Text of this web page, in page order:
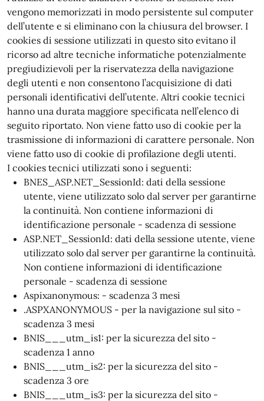
vengono memorizzati in modo persistente sul computer
dell’utente e si eliminano con la chiusura del browser. I
cookies di sessione utilizzati in questo sito evitano il
ricorso ad altre tecniche informatiche potenzialmente
pregiudizievoli per la riservatezza della navigazione
degli utenti e non consentono l’acquisizione di dati
personali identificativi dell’utente. Altri cookie tecnici
hanno una durata maggiore specificata nell’elenco di
seguito riportato. Non viene fatto uso di cookie per la
trasmissione di informazioni di carattere personale. Non
viene fatto uso di cookie di profilazione degli utenti.
I cookies tecnici utilizzati sono i seguenti:
BNES_ASP.NET_SessionId: dati della sessione
utente, viene utilizzato solo dal server per garantirne
la continuità. Non contiene informazioni di
identificazione personale - scadenza di sessione
ASP.NET_SessionId: dati della sessione utente, viene
utilizzato solo dal server per garantirne la continuità.
Non contiene informazioni di identificazione
personale - scadenza di sessione
Aspixanonymous: - scadenza 3 mesi
.ASPXANONYMOUS - per la navigazione sul sito -
scadenza 3 mesi
BNIS___utm_is1: per la sicurezza del sito -
scadenza 1 anno
BNIS___utm_is2: per la sicurezza del sito -
scadenza 3 ore
BNIS___utm_is3: per la sicurezza del sito -